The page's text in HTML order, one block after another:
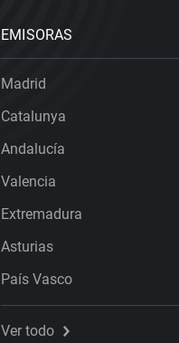
EMISORAS
Madrid
Catalunya
Andalucía
Valencia
Extremadura
Asturias
País Vasco
Ver todo